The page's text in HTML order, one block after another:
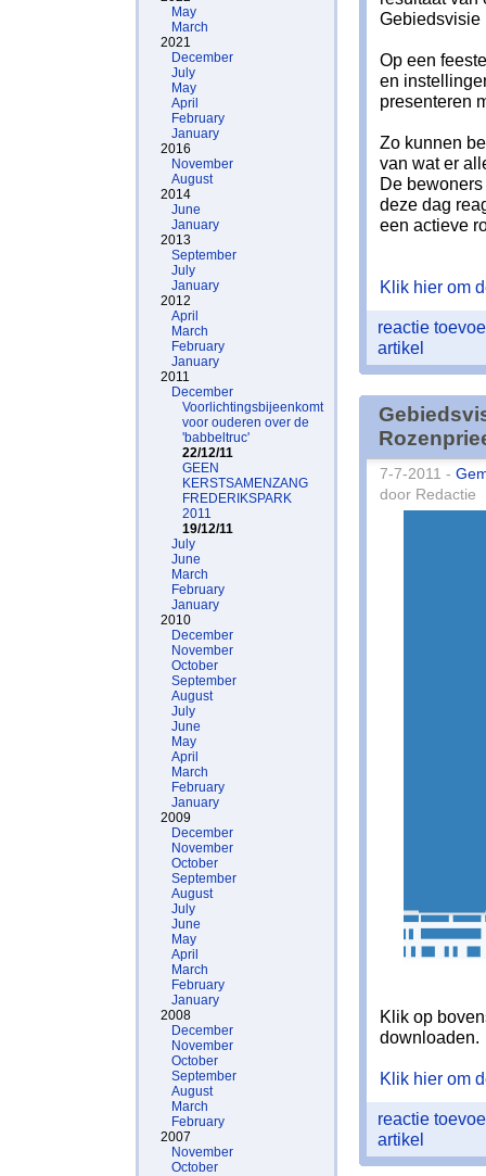
May
March
2021
December
July
May
April
February
January
2016
November
August
2014
June
January
2013
September
July
January
2012
April
March
February
January
2011
December
Voorlichtingsbijeenkomt
voor ouderen over de
'babbeltruc'
22/12/11
GEEN
KERSTSAMENZANG
FREDERIKSPARK
2011
19/12/11
July
June
March
February
January
2010
December
November
October
September
August
July
June
May
April
March
February
January
2009
December
November
October
September
August
July
June
May
April
March
February
January
2008
December
November
October
September
August
March
February
2007
November
October
Gebiedsvisie
Op een
en
presenteren
Zo kunnen
van wat er
De
deze dag
een actieve
Klik hier om
reactie
artikel
7-7-2011 -
door Redactie
Klik op
downloaden.
Klik hier om
reactie
artikel